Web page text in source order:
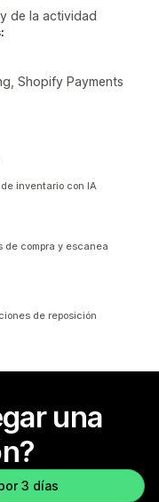
de la actividad
Shopify Payments
inventario con IA
de compra y escanea
de reposición
una
3 días